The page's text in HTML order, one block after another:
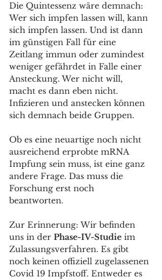
Die Quintessenz wäre demnach:
Wer sich impfen lassen will, kann
sich impfen lassen. Und ist dann
im günstigen Fall für eine
Zeitlang immun oder zumindest
weniger gefährdet in Falle einer
Ansteckung. Wer nicht will,
macht es dann eben nicht.
Infizieren und anstecken können
sich demnach beide Gruppen.
Ob es eine neuartige noch nicht
ausreichend erprobte mRNA
Impfung sein muss, ist eine ganz
andere Frage. Das muss die
Forschung erst noch
beantworten.
Zur Erinnerung: Wir befinden
uns in der Phase-IV-Studie im
Zulassungsverfahren. Es gibt
noch keinen offiziell zugelassenen
Covid 19 Impfstoff. Entweder es